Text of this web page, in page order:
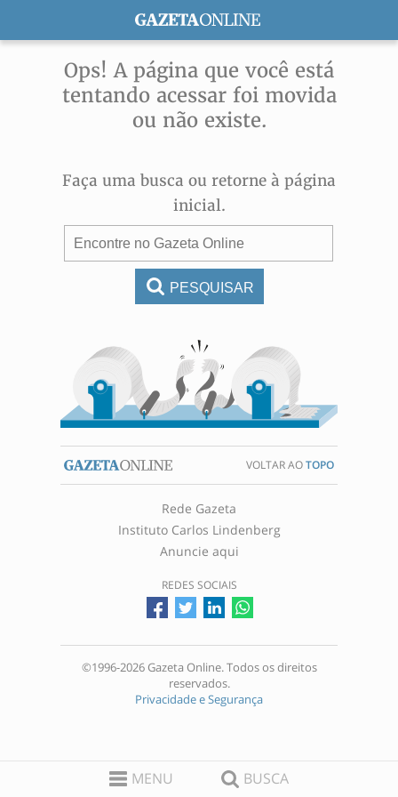
MENU BUSCA
Ops! A página que você está
tentando acessar foi movida
ou não existe.
Faça uma busca ou retorne à página
inicial.
PESQUISAR
VOLTAR AOTOPO
Rede Gazeta
Instituto Carlos Lindenberg
Anuncie aqui
REDES SOCIAIS
©1996-2026 Gazeta Online. Todos os direitos
reservados.
Privacidade e Segurança